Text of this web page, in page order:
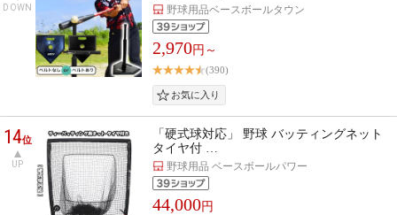
DOWN 野球用品ベースボールタウン
2,970円～
(390)
14位
UP
「硬式球対応」 野球 バッティングネット
タイヤ付 …
野球用品 ベースボールパワー
44,000円